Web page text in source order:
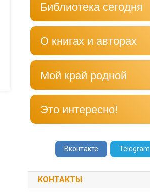
Библиотека сегодня
О книгах и авторах
Мой край родной
Это интересно!
Вконтакте Telegram
КОНТАКТЫ